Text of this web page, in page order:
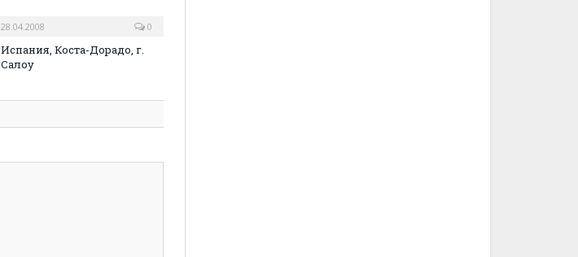
28.04.2008 0
Испания, Коста-Дорадо, г.
Салоу